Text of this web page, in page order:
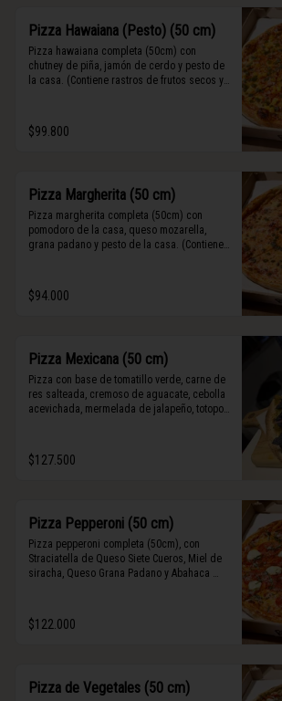
Pizza Hawaiana (Pesto) (50 cm)
Pizza hawaiana completa (50cm) con
chutney de piña, jamón de cerdo y pesto de
la casa. (Contiene rastros de frutos secos y
$99.800
Pizza Margherita (50 cm)
Pizza margherita completa (50cm) con
pomodoro de la casa, queso mozarella,
grana padano y pesto de la casa. (Contiene
$94.000
Pizza Mexicana (50 cm)
Pizza con base de tomatillo verde, carne de
res salteada, cremoso de aguacate, cebolla
acevichada, mermelada de jalapeño, totopos
$127.500
Pizza Pepperoni (50 cm)
Pizza pepperoni completa (50cm), con
Straciatella de Queso Siete Cueros, Miel de
siracha, Queso Grana Padano y Abahaca
$122.000
Pizza de Vegetales (50 cm)